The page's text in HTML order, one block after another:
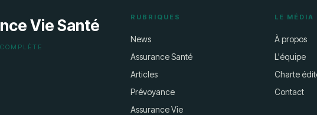
Vie Santé RUBRIQUES
News
Assurance Santé
Articles
Prévoyance
Assurance Vie
LE MÉDIA
À propos
L'équipe
Charte
Contact